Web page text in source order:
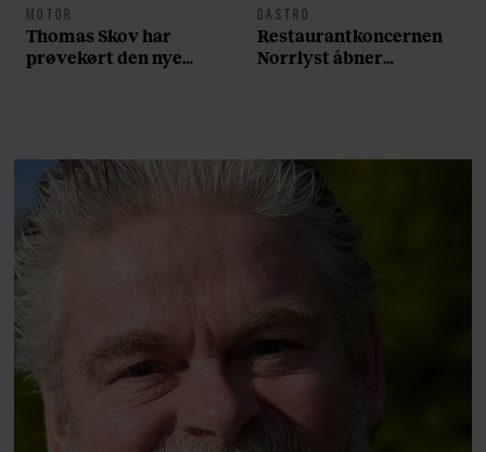
MOTOR
Thomas Skov har
prøvekørt den nye
GASTRO
Restaurantkoncernen
Norrlyst åbner